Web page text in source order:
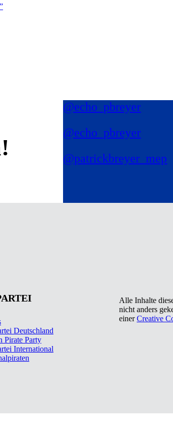
@echo_pbreyer
@echo_pbreyer
@patrickbreyer_mep
Deutschland
Pirate Party
International
Alle Inhalte
nicht anders
einerCreative